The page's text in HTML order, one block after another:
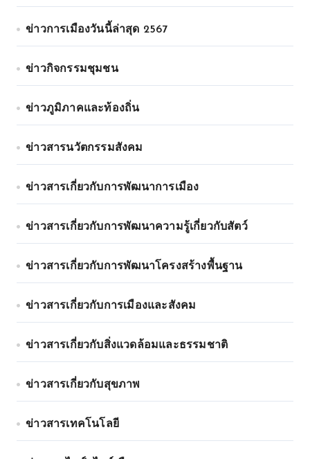
ข่าวการเมืองวันนี้ล่าสุด 2567
ข่าวกิจกรรมชุมชน
ข่าวภูมิภาคและท้องถิ่น
ข่าวสารนวัตกรรมสังคม
ข่าวสารเกี่ยวกับการพัฒนาการเมือง
ข่าวสารเกี่ยวกับการพัฒนาความรู้เกี่ยวกับสัตว์
ข่าวสารเกี่ยวกับการพัฒนาโครงสร้างพื้นฐาน
ข่าวสารเกี่ยวกับการเมืองและสังคม
ข่าวสารเกี่ยวกับสิ่งแวดล้อมและธรรมชาติ
ข่าวสารเกี่ยวกับสุขภาพ
ข่าวสารเทคโนโลยี